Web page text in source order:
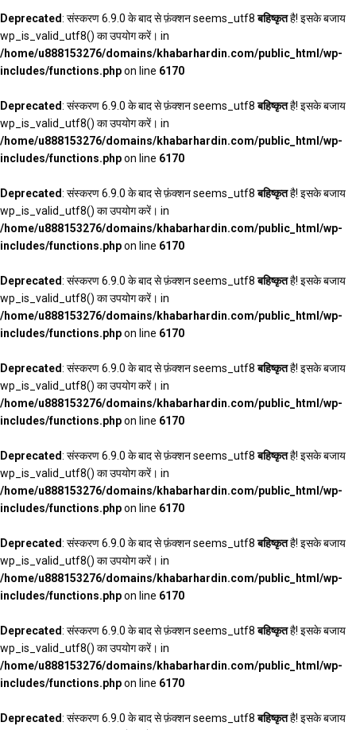
Deprecated: संस्करण 6.9.0 के बाद से फ़ंक्शन seems_utf8बहिष्कृतहै! इसके बजाय
wp_is_valid_utf8() का उपयोग करें। in
/home/u888153276/domains/khabarhardin.com/public_html/wp-
includes/functions.phpon line 6170
Deprecated: संस्करण 6.9.0 के बाद से फ़ंक्शन seems_utf8बहिष्कृतहै! इसके बजाय
wp_is_valid_utf8() का उपयोग करें। in
/home/u888153276/domains/khabarhardin.com/public_html/wp-
includes/functions.phpon line 6170
Deprecated: संस्करण 6.9.0 के बाद से फ़ंक्शन seems_utf8बहिष्कृतहै! इसके बजाय
wp_is_valid_utf8() का उपयोग करें। in
/home/u888153276/domains/khabarhardin.com/public_html/wp-
includes/functions.phpon line 6170
Deprecated: संस्करण 6.9.0 के बाद से फ़ंक्शन seems_utf8बहिष्कृतहै! इसके बजाय
wp_is_valid_utf8() का उपयोग करें। in
/home/u888153276/domains/khabarhardin.com/public_html/wp-
includes/functions.phpon line 6170
Deprecated: संस्करण 6.9.0 के बाद से फ़ंक्शन seems_utf8बहिष्कृतहै! इसके बजाय
wp_is_valid_utf8() का उपयोग करें। in
/home/u888153276/domains/khabarhardin.com/public_html/wp-
includes/functions.phpon line 6170
Deprecated: संस्करण 6.9.0 के बाद से फ़ंक्शन seems_utf8बहिष्कृतहै! इसके बजाय
wp_is_valid_utf8() का उपयोग करें। in
/home/u888153276/domains/khabarhardin.com/public_html/wp-
includes/functions.phpon line 6170
Deprecated: संस्करण 6.9.0 के बाद से फ़ंक्शन seems_utf8बहिष्कृतहै! इसके बजाय
wp_is_valid_utf8() का उपयोग करें। in
/home/u888153276/domains/khabarhardin.com/public_html/wp-
includes/functions.phpon line 6170
Deprecated: संस्करण 6.9.0 के बाद से फ़ंक्शन seems_utf8बहिष्कृतहै! इसके बजाय
wp_is_valid_utf8() का उपयोग करें। in
/home/u888153276/domains/khabarhardin.com/public_html/wp-
includes/functions.phpon line 6170
Deprecated: संस्करण 6.9.0 के बाद से फ़ंक्शन seems_utf8बहिष्कृतहै! इसके बजाय